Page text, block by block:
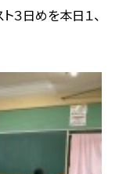
３日めを本日１、